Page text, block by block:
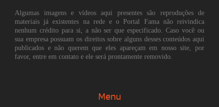
Algumas imagens e vídeos aqui presentes são reproduções de
materiais já existentes na rede e o Portal Fama não reivindica
nenhum crédito para si, a não ser que especificado. Caso você ou
sua empresa possuam os direitos sobre alguns desses conteúdos aqui
publicados e não querem que eles apareçam em nosso site, por
favor, entre em contato e ele será prontamente removido.
Menu